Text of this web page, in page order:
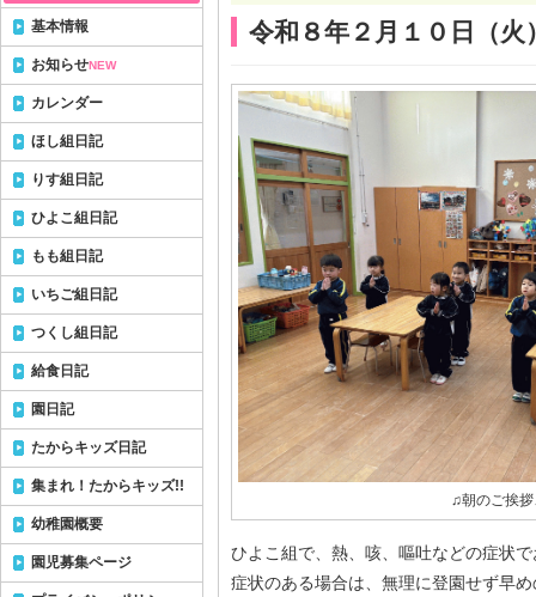
令和８年２月１０日（火
♫朝のご挨
ひよこ組で、熱、咳、嘔吐などの症状
症状のある場合は、無理に登園せず早
基本情報
お知らせNEW
カレンダー
ほし組日記
りす組日記
ひよこ組日記
もも組日記
いちご組日記
つくし組日記
給食日記
園日記
たからキッズ日記
集まれ！たからキッズ!!
幼稚園概要
園児募集ページ